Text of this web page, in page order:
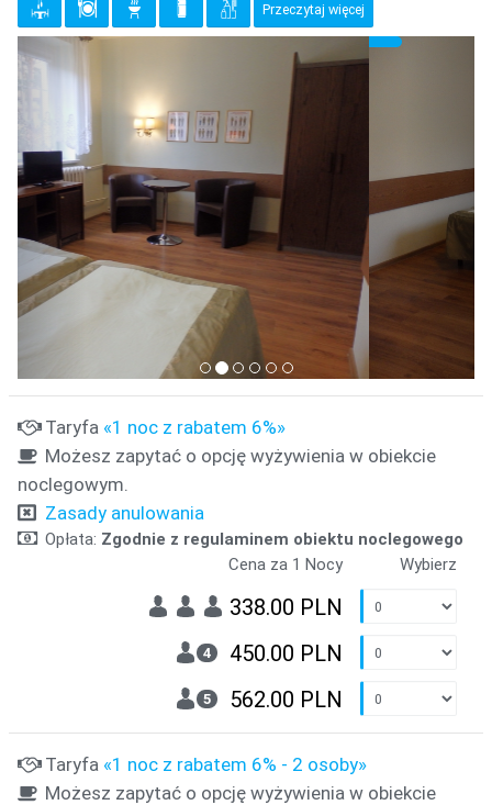
Przeczytaj więcej
{clt_previous}
Taryfa «1 noc z rabatem 6%»
Możesz zapytać o opcję wyżywienia w obiekcie
noclegowym.
Zasady anulowania
Opłata: Zgodnie z regulaminem obiektu noclegowego
Cena za 1 Nocy
Wybierz
338.00 PLN
4 450.00 PLN
5 562.00 PLN
Taryfa «1 noc z rabatem 6% - 2 osoby»
Możesz zapytać o opcję wyżywienia w obiekcie